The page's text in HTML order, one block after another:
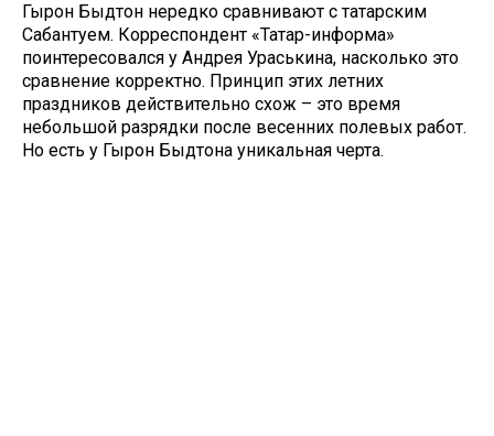
Гырон Быдтон нередко сравнивают с татарским
Сабантуем. Корреспондент «Татар-информа»
поинтересовался у Андрея Ураськина, насколько это
сравнение корректно. Принцип этих летних
праздников действительно схож – это время
небольшой разрядки после весенних полевых работ.
Но есть у Гырон Быдтона уникальная черта.